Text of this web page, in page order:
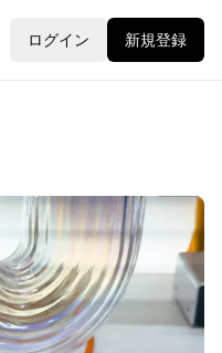
ログイン 新規登録